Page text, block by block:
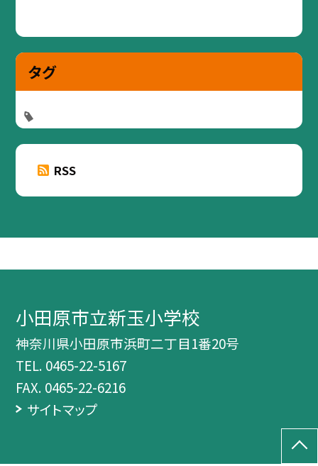
タグ
RSS
小田原市立新玉小学校
神奈川県小田原市浜町二丁目1番20号
TEL. 0465-22-5167
FAX. 0465-22-6216
サイトマップ